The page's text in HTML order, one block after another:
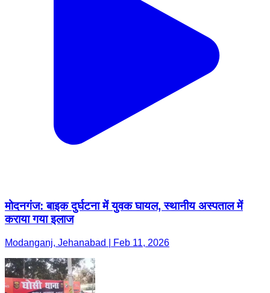
मोदनगंज: बाइक दुर्घटना में युवक घायल, स्थानीय अस्पताल में
कराया गया इलाज
Modanganj, Jehanabad | Feb 11, 2026